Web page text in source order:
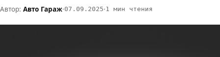
Автор: Авто Гараж·07.09.2025·1 мин чтения